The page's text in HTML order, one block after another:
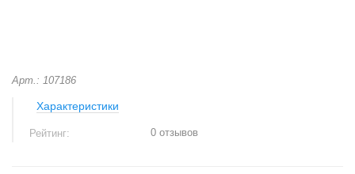
Арт.: 107186
Характеристики
Рейтинг: 0 отзывов